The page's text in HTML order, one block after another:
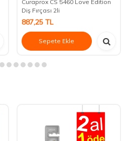
Curaprox CS 5460 Love Edition
Diş Fırçası 2li
887,25TL
Sepete Ekle